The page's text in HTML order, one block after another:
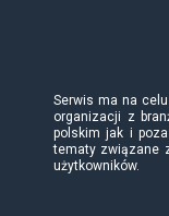
Serwis ma na
organizacji z
polskim jak i
tematy związane
użytkowników.